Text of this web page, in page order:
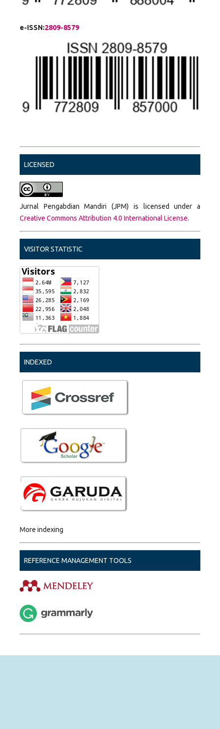
e-ISSN:2809-8579
LICENSED
Jurnal Pengabdian Mandiri (JPM) is licensed under a
Creative Commons Attribution 4.0 International License.
VISITOR STATISTIC
INDEXED
More indexing
REFERENCE MANAGEMENT TOOLS